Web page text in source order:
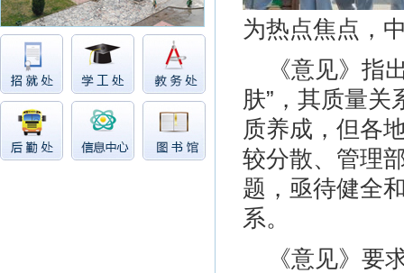
为热点焦点，
《意见》指
肤”，其质量
质养成，但各
较分散、管理
题，亟待健全
系。
《意见》要